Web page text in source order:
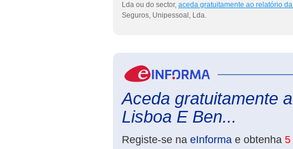
Lda ou do sector, aceda gratuitamente ao relatório
Seguros, Unipessoal, Lda.
Aceda gratuitamente
Lisboa E Ben...
Registe-se na eInforma e obtenha 5